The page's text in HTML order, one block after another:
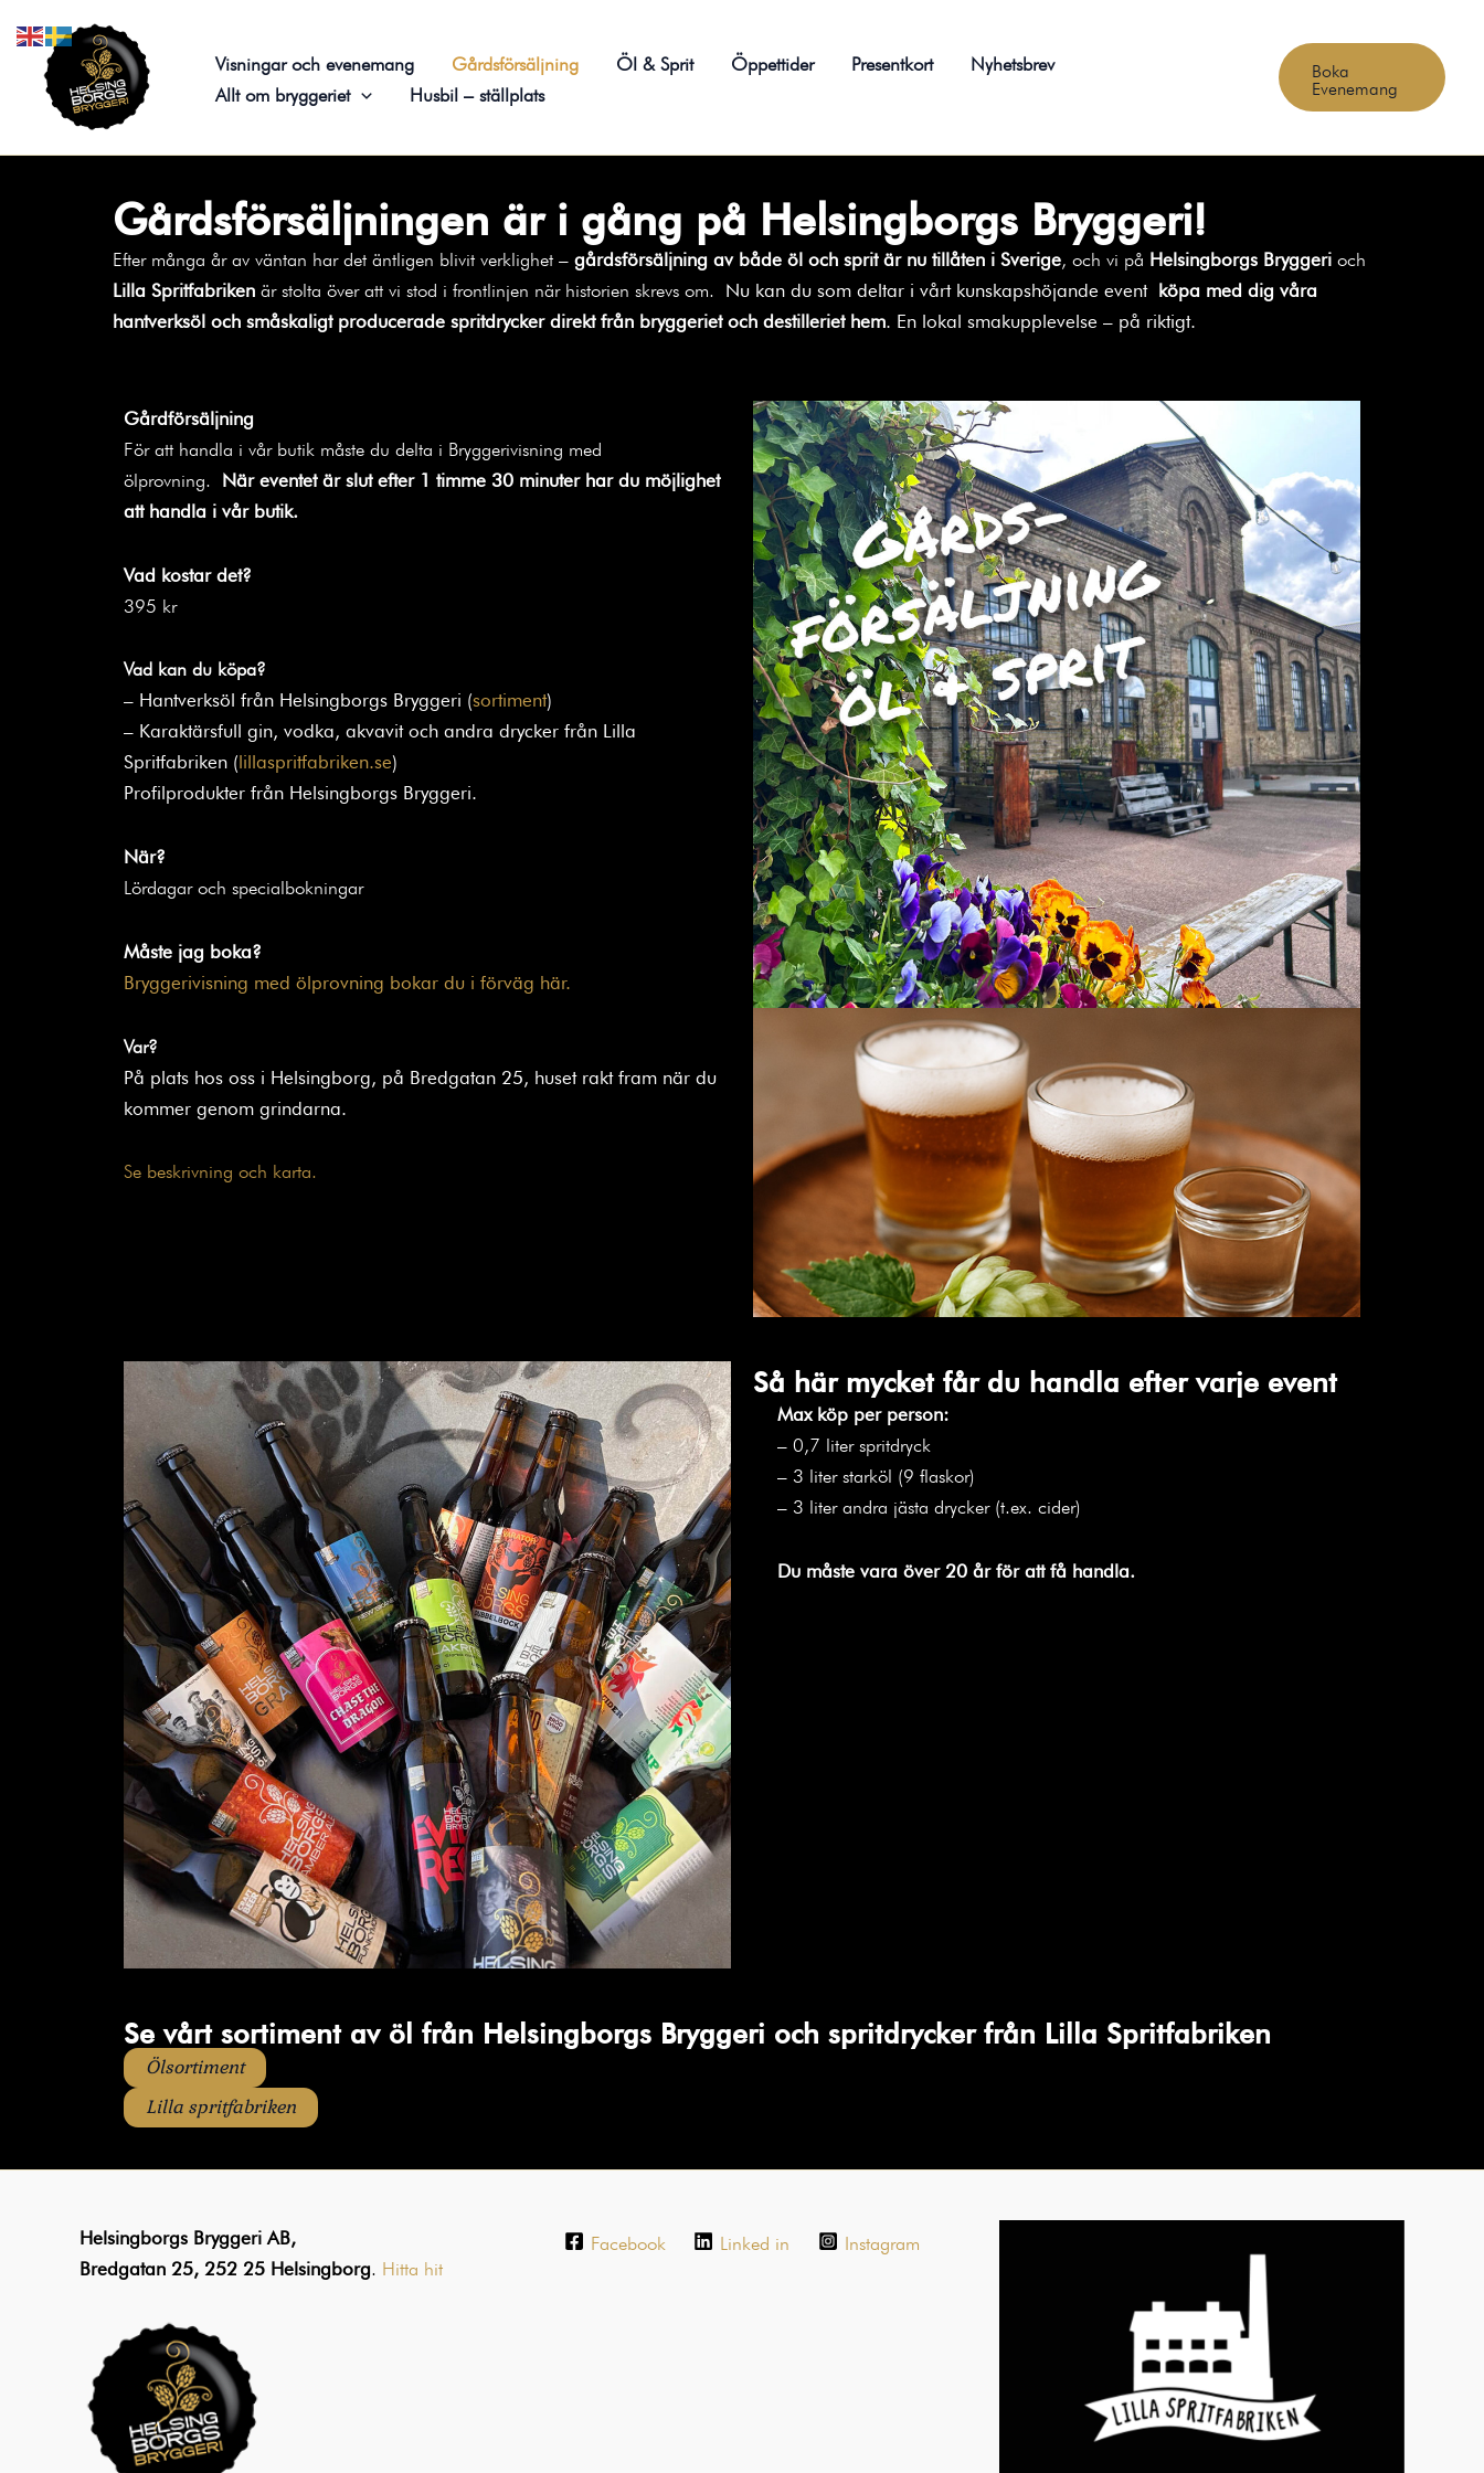
innehåll
Visningar och evenemang Gårdsförsäljning Öl & Sprit Öppettider Presentkort Nyhetsbrev
Allt om bryggeriet Husbil – ställplats
Boka
Evenemang
Gårdsförsäljningen är i gång på Helsingborgs Bryggeri!
Efter många år av väntan har det äntligen blivit verklighet – gårdsförsäljning av både öl och sprit är nu tillåten i Sverige , och vi på Helsingborgs Bryggeri och
Lilla Spritfabriken är stolta över att vi stod i frontlinjen när historien skrevs om. Nu kan du som deltar i vårt kunskapshöjande event köpa med dig våra
hantverksöl och småskaligt producerade spritdrycker direkt från bryggeriet och destilleriet hem . En lokal smakupplevelse – på riktigt.
Gårdförsäljning
För att handla i vår butik måste du delta i Bryggerivisning med
ölprovning. När eventet är slut efter 1 timme 30 minuter har du möjlighet
att handla i vår butik.
Vad kostar det?
395 kr
Vad kan du köpa?
– Hantverksöl från Helsingborgs Bryggeri ( sortiment)
– Karaktärsfull gin, vodka, akvavit och andra drycker från Lilla
Spritfabriken ( lillaspritfabriken.se)
Profilprodukter från Helsingborgs Bryggeri.
När?
Lördagar och specialbokningar
Måste jag boka?
Bryggerivisning med ölprovning bokar du i förväg här.
Var?
På plats hos oss i Helsingborg, på Bredgatan 25, huset rakt fram när du
kommer genom grindarna.
Se beskrivning och karta.
Så här mycket får du handla efter varje event
Max köp per person:
– 0,7 liter spritdryck
– 3 liter starköl (9 flaskor)
– 3 liter andra jästa drycker (t.ex. cider)
Du måste vara över 20 år för att få handla.
Se vårt sortiment av öl från Helsingborgs Bryggeri och spritdrycker från Lilla Spritfabriken
Ölsortiment
Lilla spritfabriken
Helsingborgs Bryggeri AB,
Bredgatan 25, 252 25 Helsingborg Hitta hit
Facebook Linked in Instagram